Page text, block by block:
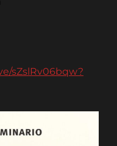
sZslRv06bqw?